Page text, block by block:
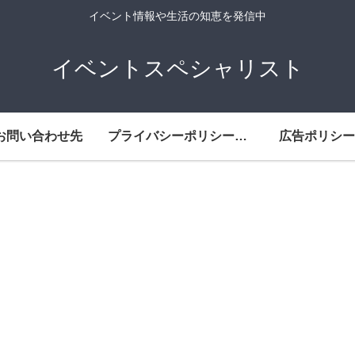
イベント情報や生活の知恵を発信中
イベントスペシャリスト
問い合わせ先 プライバシーポリシー・免責事項 広告ポリシー